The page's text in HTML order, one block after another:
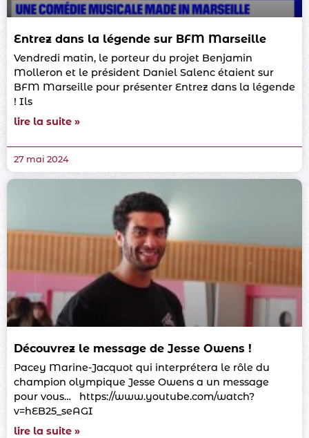
Entrez dans la légende sur BFM Marseille
Vendredi matin, le porteur du projet Benjamin
Molleron et le président Daniel Salenc étaient sur
BFM Marseille pour présenter Entrez dans la légende
! Ils
lire la suite »
27 mai 2024
Découvrez le message de Jesse Owens !
Pacey Marine-Jacquot qui interprétera le rôle du
champion olympique Jesse Owens a un message
pour vous… https://www.youtube.com/watch?
v=hEB25_seAGI
lire la suite »